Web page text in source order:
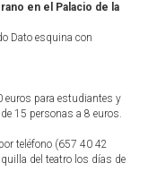
en el Palacio de la
Dato esquina con
euros para estudiantes y
15 personas a 8 euros.
teléfono (657 40 42
del teatro los días de